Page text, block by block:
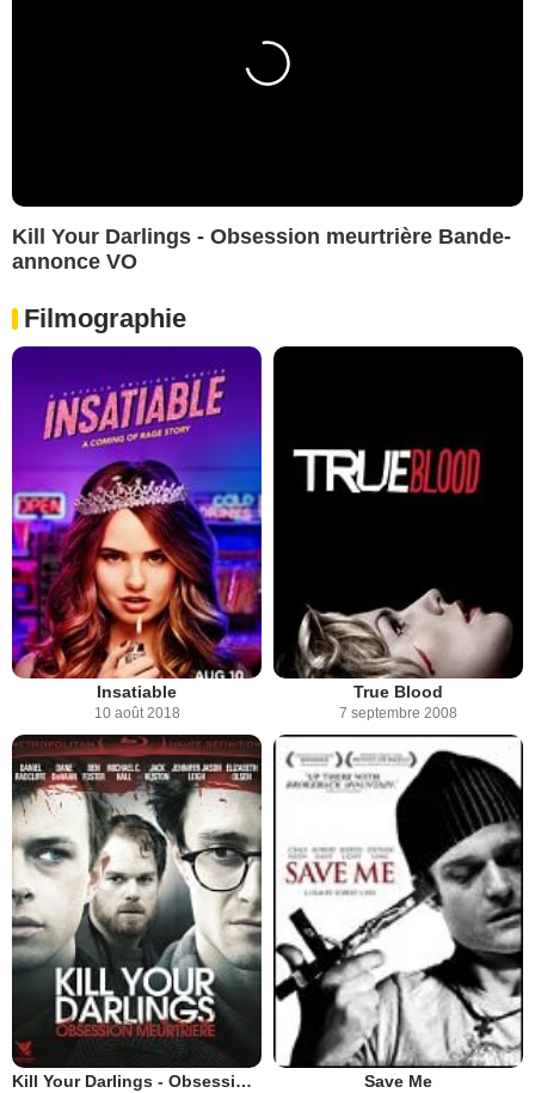
Kill Your Darlings - Obsession meurtrière Bande-
annonce VO
Filmographie
Insatiable
10 août 2018
True Blood
7 septembre 2008
Kill Your Darlings - Obsession meurtrière Save Me